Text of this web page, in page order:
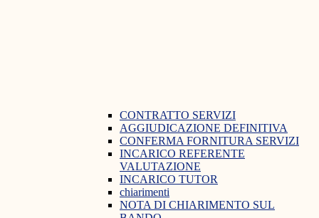
CONTRATTO SERVIZI
AGGIUDICAZIONE DEFINITIVA
CONFERMA FORNITURA SERVIZI
INCARICO REFERENTE
VALUTAZIONE
INCARICO TUTOR
chiarimenti
NOTA DI CHIARIMENTO SUL